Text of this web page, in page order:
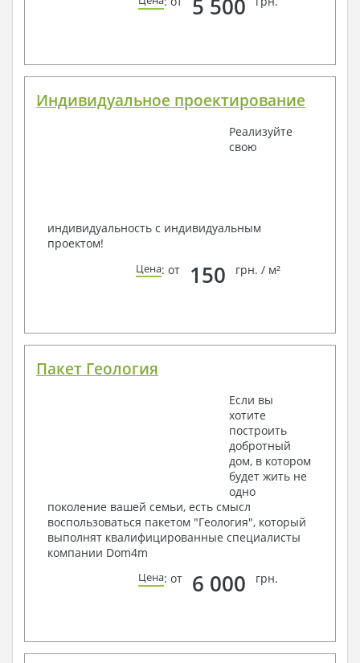
5 500
Индивидуальное проектирование
Реализуйте
свою
индивидуальность с индивидуальным
проектом!
Цена: от 150 грн. / м²
Пакет Геология
Если вы
хотите
построить
добротный
дом, в котором
будет жить не
одно
поколение вашей семьи, есть смысл
воспользоваться пакетом "Геология", который
выполнят квалифицированные специалисты
компании Dom4m
Цена: от 6 000 грн.